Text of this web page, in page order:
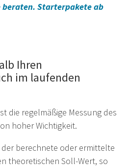
beraten. Starterpakete ab
Ihren
im laufenden
die regelmäßige Messung des
hoher Wichtigkeit.
berechnete oder ermittelte
theoretischen Soll-Wert, so